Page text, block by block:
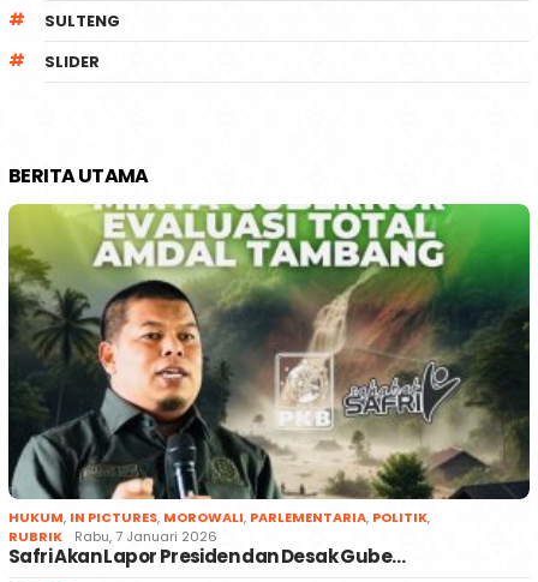
SULTENG
SLIDER
BERITA UTAMA
HUKUM, IN PICTURES, MOROWALI, PARLEMENTARIA, POLITIK,
RUBRIK
Rabu, 7 Januari 2026
Safri Akan Lapor Presiden dan Desak Gube…